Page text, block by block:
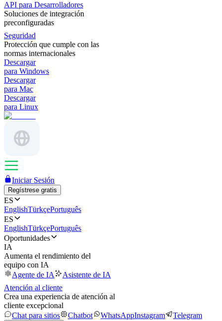
API para Desarrolladores
Soluciones de integración
preconfiguradas
Seguridad
Protección que cumple con las
normas internacionales
Descargar
para Windows
Descargar
para Mac
Descargar
para Linux
Iniciar Sesión
Regístrese gratis
ES
EnglishTürkçePortuguês
ES
EnglishTürkçePortuguês
Oportunidades
IA
Aumenta el rendimiento del
equipo con IA
Agente de IA
Asistente de IA
Atención al cliente
Crea una experiencia de atención al
cliente excepcional
Chat para sitios
Chatbot WhatsAppInstagram Telegram